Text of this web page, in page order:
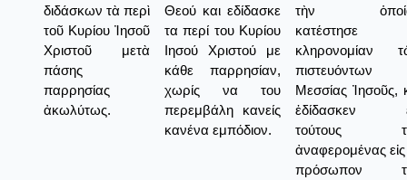
διδάσκων τὰ περὶ
τοῦ Κυρίου Ἰησοῦ
Χριστοῦ μετὰ
πάσης
παρρησίας
ἀκωλύτως.
Θεού και εδίδασκε
τα περί του Κυρίου
Ιησού Χριστού με
κάθε παρρησίαν,
χωρίς να του
περεμβάλη κανείς
κανένα εμπόδιον.
τὴν
κατέστησε
κληρονομίαν
Μεσσίας Ἰησοῦς,
ἐδίδασκεν
τούτους
ἀναφερομένας εἰς
πρόσωπον